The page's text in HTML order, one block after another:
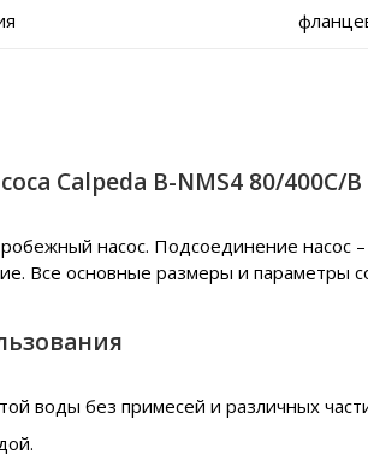
Calpeda B-NMS4 80/400C/B
насос. Подсоединение насос
Все основные размеры и параметры
воды без примесей и различных